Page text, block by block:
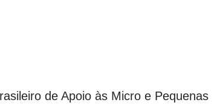
de Apoio às Micro e Pequenas